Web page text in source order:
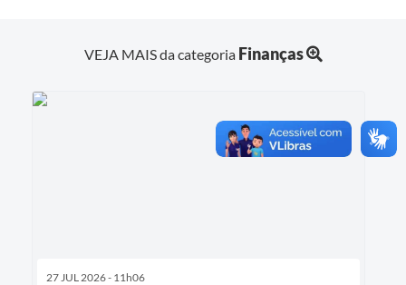
VEJA MAIS da categoria Finanças
27 JUL 2026 - 11h06